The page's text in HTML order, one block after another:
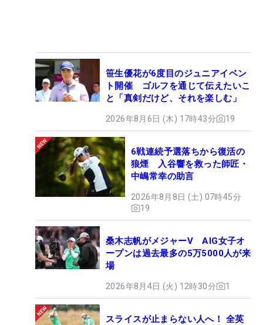
笹生優花が6度目のジュニアイベン
ト開催 ゴルフを通じて伝えたいこ
と「真剣だけど、それを楽しむ」
2026年8月6日 (木) 17時43分 19
6戦連続予選落ちから復活の
狼煙 入谷響を救った師匠・
中嶋常幸の助言
2026年8月8日 (土) 07時45分
19
桑木志帆がメジャーV AIG女子オ
ープンは過去最多の5万5000人が来
場
2026年8月4日 (火) 12時30分 1
スライスが止まらない人へ！ 全英